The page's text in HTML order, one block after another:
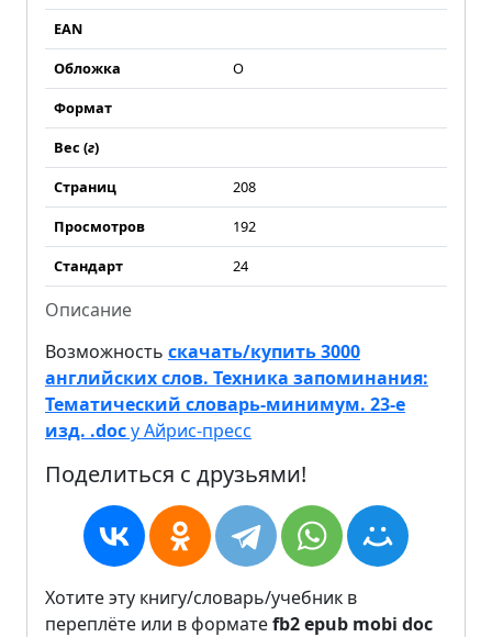
EAN
Обложка
О
Формат
Вес (г)
Страниц
208
Просмотров
192
Стандарт
24
Описание
Возможность скачать/купить 3000
английских слов. Техника запоминания:
Тематический словарь-минимум. 23-е
изд. .docу Айрис-пресс
Поделиться с друзьями!
Хотите эту книгу/словарь/учебник в
переплёте или в форматеfb2epub mobi doc